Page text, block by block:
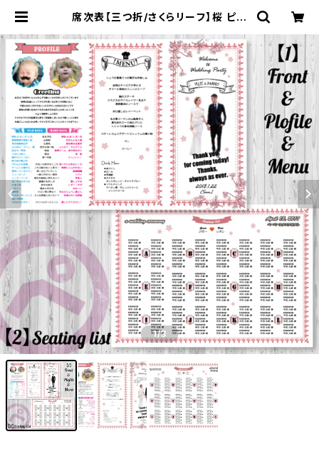
席次表【三つ折/さくらリーフ】桜 ピン
り オーダーメイド 春婚 | おしゃれ楽
しい結婚式・お祝いアイテム作成 ペー
パーさん★
1/3